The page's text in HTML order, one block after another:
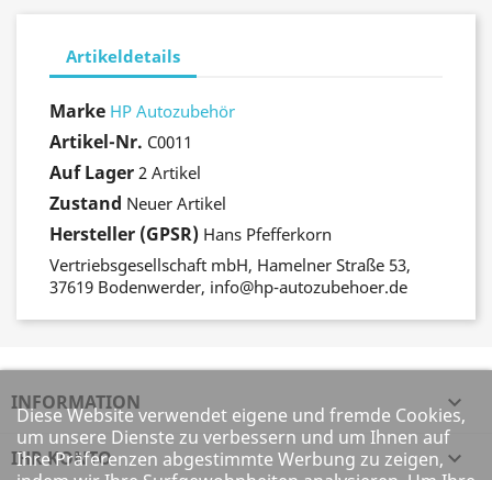
Artikeldetails
Marke HP Autozubehör
Artikel-Nr. C0011
Auf Lager 2 Artikel
Zustand Neuer Artikel
Hersteller (GPSR) Hans Pfefferkorn
Vertriebsgesellschaft mbH, Hamelner Straße 53,
37619 Bodenwerder, info@hp-autozubehoer.de
INFORMATION 
IHR KONTO 
Diese Website verwendet eigene und fremde Cookies,
um unsere Dienste zu verbessern und um Ihnen auf
Ihre Präferenzen abgestimmte Werbung zu zeigen,